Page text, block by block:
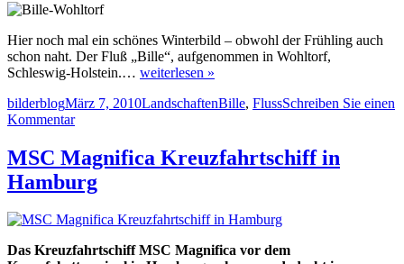
Hier noch mal ein schönes Winterbild – obwohl der Frühling auch
schon naht. Der Fluß „Bille“, aufgenommen in Wohltorf,
Schleswig-Holstein.… weiterlesen »
Autor
bilderblogVeröffentlicht
am
März 7, 2010Kategorien
LandschaftenSchlagwörter
Bille, FlussSchreiben Sie einen
Kommentarzu
Bille
bei
Wohltorf
MSC Magnifica Kreuzfahrtschiff in
Hamburg
Das Kreuzfahrtschiff MSC Magnifica vor dem